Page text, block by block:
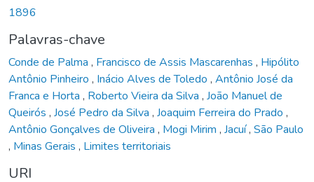
1896
Palavras-chave
Conde de Palma , Francisco de Assis Mascarenhas , Hipólito
Antônio Pinheiro , Inácio Alves de Toledo , Antônio José da
Franca e Horta , Roberto Vieira da Silva , João Manuel de
Queirós , José Pedro da Silva , Joaquim Ferreira do Prado ,
Antônio Gonçalves de Oliveira , Mogi Mirim , Jacuí, São Paulo
, Minas Gerais , Limites territoriais
URI